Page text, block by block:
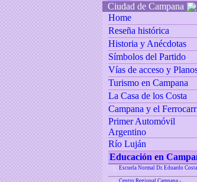
Ciudad de Campana
Home
Reseña histórica
Historia y Anécdotas
Símbolos del Partido
Vías de acceso y
Turismo en Campana
La Casa de los Costa
Campana y el
Primer Automóvil
Argentino
Río Luján
Educación en
Escuela Normal Dr. Eduardo Costa